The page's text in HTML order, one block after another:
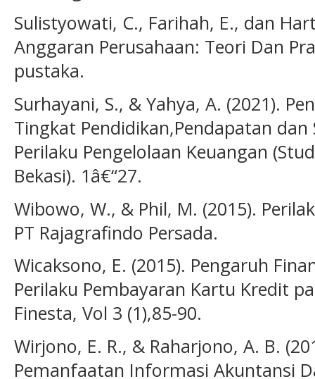
Sulistyowati, C., Farihah, E., dan
Anggaran Perusahaan: Teori Dan
pustaka.
Surhayani, S., & Yahya, A. (2021).
Tingkat Pendidikan,Pendapatan
Perilaku Pengelolaan Keuangan
Bekasi). 1â€“27.
Wibowo, W., & Phil, M. (2015).
PT Rajagrafindo Persada.
Wicaksono, E. (2015). Pengaruh
Perilaku Pembayaran Kartu Kredit
Finesta, Vol 3 (1),85-90.
Wirjono, E. R., & Raharjono, A. B.
Pemanfaatan Informasi Akuntansi